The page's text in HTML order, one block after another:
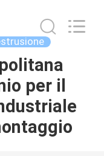
per il